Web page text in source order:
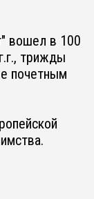
вошел в 100
трижды
почетным